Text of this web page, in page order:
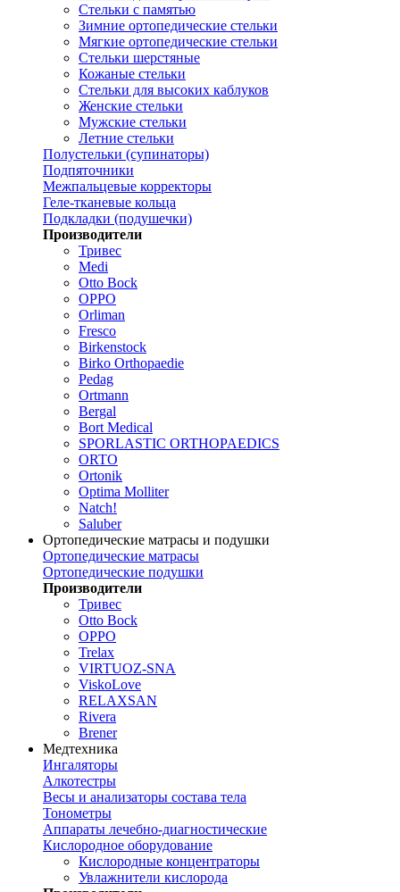
Стельки с памятью
Зимние ортопедические стельки
Мягкие ортопедические стельки
Стельки шерстяные
Кожаные стельки
Стельки для высоких каблуков
Женские стельки
Мужские стельки
Летние стельки
Полустельки (супинаторы)
Подпяточники
Межпальцевые корректоры
Геле-тканевые кольца
Подкладки (подушечки)
Производители
Тривес
Medi
Otto Bock
OPPO
Orliman
Fresco
Birkenstock
Birko Orthopaedie
Pedag
Ortmann
Bergal
Bort Medical
SPORLASTIC ORTHOPAEDICS
ORTO
Ortonik
Optima Molliter
Natch!
Saluber
Ортопедические матрасы и подушки
Ортопедические матрасы
Ортопедические подушки
Производители
Тривес
Otto Bock
OPPO
Trelax
VIRTUOZ-SNA
ViskoLove
RELAXSAN
Rivera
Brener
Медтехника
Ингаляторы
Алкотестры
Весы и анализаторы состава тела
Тонометры
Аппараты лечебно-диагностические
Кислородное оборудование
Кислородные концентраторы
Увлажнители кислорода